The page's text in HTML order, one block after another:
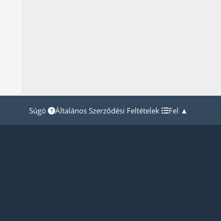
Súgó Általános Szerződési Feltételek Fel ▲